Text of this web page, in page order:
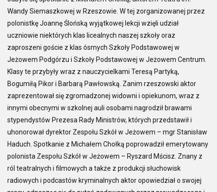
Wandy Siemaszkowej w Rzeszowie. W tej zorganizowanej przez
polonistkę Joannę Ślońską wyjątkowej lekcji wzięli udział
uczniowie niektórych klas licealnych naszej szkoły oraz
zaproszeni goście z klas ósmych Szkoły Podstawowej w
Jeżowem Podgórzu i Szkoły Podstawowej w Jeżowem Centrum.
Klasy te przybyły wraz z nauczycielkami Teresą Partyką,
Bogumiłą Pikor i Barbarą Pawłowską. Zanim rzeszowski aktor
zaprezentował się zgromadzonej widowni i opiekunom, wraz z
innymi obecnymi w szkolnej auli osobami nagrodził brawami
stypendystów Prezesa Rady Ministrów, których przedstawił i
uhonorował dyrektor Zespołu Szkół w Jeżowem – mgr Stanisław
Haduch. Spotkanie z Michałem Chołką poprowadził emerytowany
polonista Zespołu Szkół w Jeżowem – Ryszard Mścisz. Znany z
ról teatralnych i filmowych a także z produkcji słuchowisk
radiowych i podcastów kryminalnych aktor opowiedział o swojej